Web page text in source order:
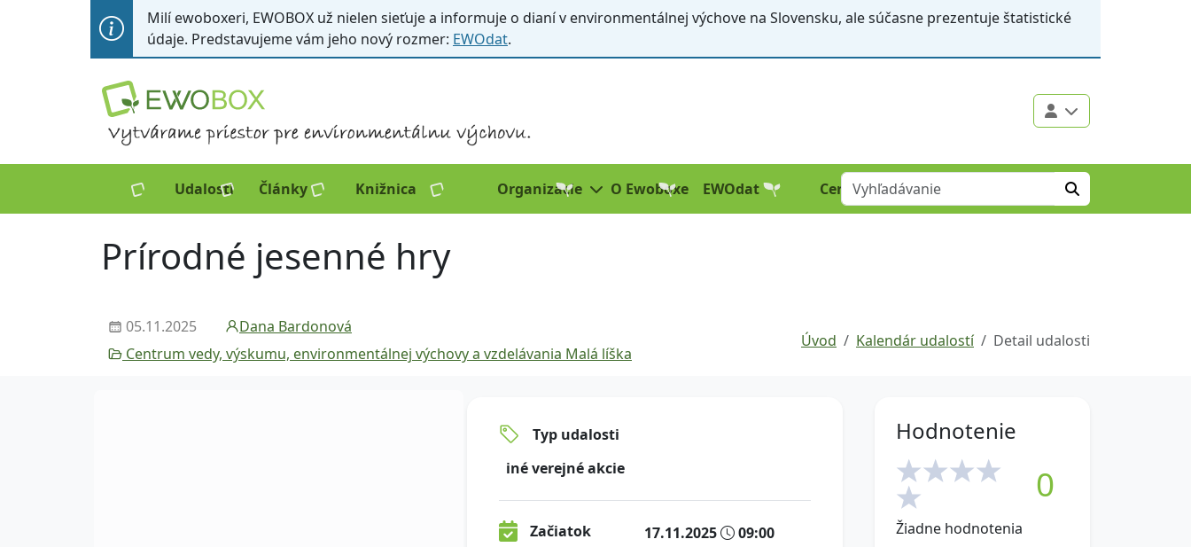
Milí ewoboxeri, EWOBOX už nielen sieťuje a informuje o dianí v environmentálnej výchove na Slovensku, ale súčasne prezentuje štatistické
údaje. Predstavujeme vám jeho nový rozmer: EWOdat.
Udalosti Články Knižnica Organizácie O Ewoboxe EWOdat Certifikácia
Prírodné jesenné hry
05.11.2025
Dana Bardonová
Centrum vedy, výskumu, environmentálnej výchovy a vzdelávania Malá líška
Úvod Kalendár udalostí Detail udalosti
Typ udalosti
iné verejné akcie
Začiatok 17.11.2025
09:00
Hodnotenie
0
Žiadne hodnotenia